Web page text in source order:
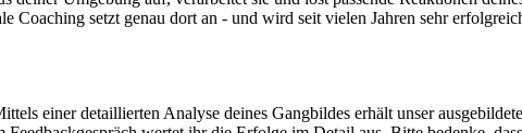
Coaching setzt genau dort an - und wird seit vielen Jahren sehr
einer detaillierten Analyse deines Gangbildes erhält unser